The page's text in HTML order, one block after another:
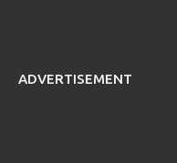
ADVERTISEMENT